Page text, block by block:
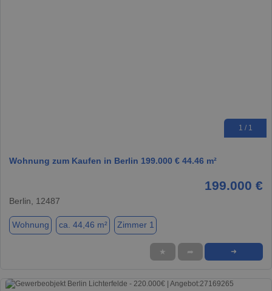
1 / 1
Wohnung zum Kaufen in Berlin 199.000 € 44.46 m²
199.000 €
Berlin, 12487
Wohnung ca. 44,46 m² Zimmer 1
★ ➦ ➜